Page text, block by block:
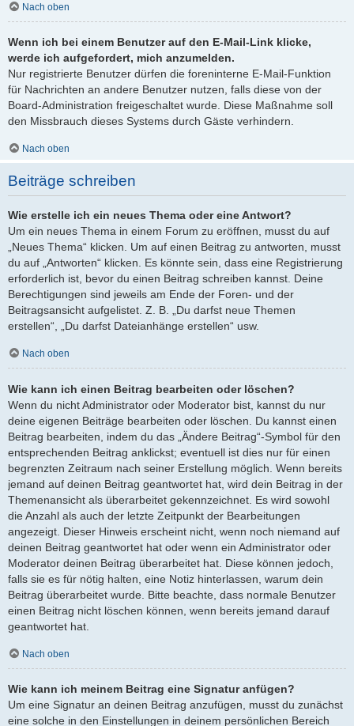
Nach oben
Wenn ich bei einem Benutzer auf den E-Mail-Link klicke,
werde ich aufgefordert, mich anzumelden.
Nur registrierte Benutzer dürfen die foreninterne E-Mail-Funktion
für Nachrichten an andere Benutzer nutzen, falls diese von der
Board-Administration freigeschaltet wurde. Diese Maßnahme soll
den Missbrauch dieses Systems durch Gäste verhindern.
Nach oben
Beiträge schreiben
Wie erstelle ich ein neues Thema oder eine Antwort?
Um ein neues Thema in einem Forum zu eröffnen, musst du auf
„Neues Thema“ klicken. Um auf einen Beitrag zu antworten, musst
du auf „Antworten“ klicken. Es könnte sein, dass eine Registrierung
erforderlich ist, bevor du einen Beitrag schreiben kannst. Deine
Berechtigungen sind jeweils am Ende der Foren- und der
Beitragsansicht aufgelistet. Z. B. „Du darfst neue Themen
erstellen“, „Du darfst Dateianhänge erstellen“ usw.
Nach oben
Wie kann ich einen Beitrag bearbeiten oder löschen?
Wenn du nicht Administrator oder Moderator bist, kannst du nur
deine eigenen Beiträge bearbeiten oder löschen. Du kannst einen
Beitrag bearbeiten, indem du das „Ändere Beitrag“-Symbol für den
entsprechenden Beitrag anklickst; eventuell ist dies nur für einen
begrenzten Zeitraum nach seiner Erstellung möglich. Wenn bereits
jemand auf deinen Beitrag geantwortet hat, wird dein Beitrag in der
Themenansicht als überarbeitet gekennzeichnet. Es wird sowohl
die Anzahl als auch der letzte Zeitpunkt der Bearbeitungen
angezeigt. Dieser Hinweis erscheint nicht, wenn noch niemand auf
deinen Beitrag geantwortet hat oder wenn ein Administrator oder
Moderator deinen Beitrag überarbeitet hat. Diese können jedoch,
falls sie es für nötig halten, eine Notiz hinterlassen, warum dein
Beitrag überarbeitet wurde. Bitte beachte, dass normale Benutzer
einen Beitrag nicht löschen können, wenn bereits jemand darauf
geantwortet hat.
Nach oben
Wie kann ich meinem Beitrag eine Signatur anfügen?
Um eine Signatur an deinen Beitrag anzufügen, musst du zunächst
eine solche in den Einstellungen in deinem persönlichen Bereich